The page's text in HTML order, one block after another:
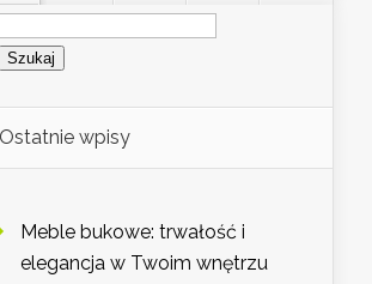
Ostatnie wpisy
Meble bukowe: trwałość i
elegancja w Twoim wnętrzu